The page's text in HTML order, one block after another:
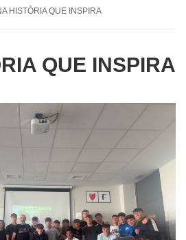
HISTÒRIA QUE INSPIRA
QUE INSPIRA